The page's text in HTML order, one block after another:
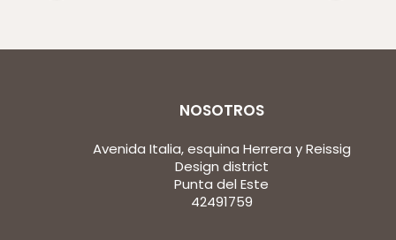
NOSOTROS
Avenida Italia, esquina Herrera y Reissig
Design district
Punta del Este
42491759